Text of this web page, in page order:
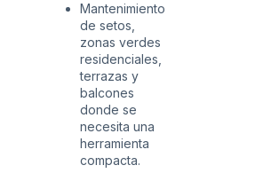
Mantenimiento
de setos,
zonas verdes
residenciales,
terrazas y
balcones
donde se
necesita una
herramienta
compacta.